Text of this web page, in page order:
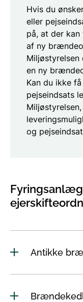
Hvis du
eller
på, at der
af ny
en ny
Kan du ikke
pejseindsats
og
Antikke